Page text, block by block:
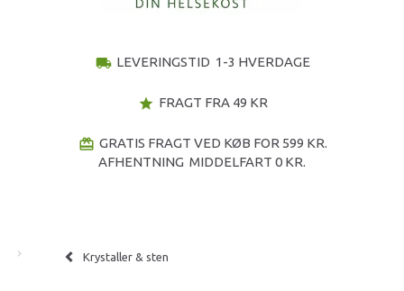
local_shipping LEVERINGSTID 1-3 HVERDAGE
star FRAGT FRA 49 KR
redeem GRATIS FRAGT VED KØB FOR 599 KR.
AFHENTNING MIDDELFART 0 KR.
Krystaller & sten